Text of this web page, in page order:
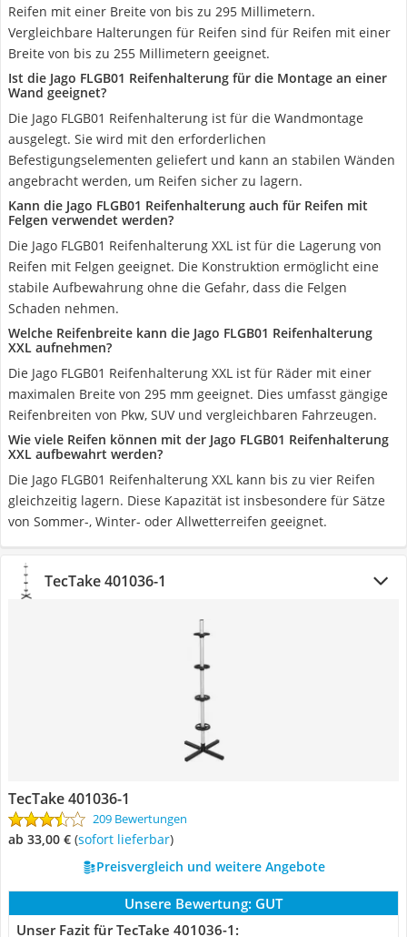
Reifen mit einer Breite von bis zu 295 Millimetern.
Vergleichbare Halterungen für Reifen sind für Reifen mit einer
Breite von bis zu 255 Millimetern geeignet.
Ist die Jago FLGB01 Reifenhalterung für die Montage an einer
Wand geeignet?
Die Jago FLGB01 Reifenhalterung ist für die Wandmontage
ausgelegt. Sie wird mit den erforderlichen
Befestigungselementen geliefert und kann an stabilen Wänden
angebracht werden, um Reifen sicher zu lagern.
Kann die Jago FLGB01 Reifenhalterung auch für Reifen mit
Felgen verwendet werden?
Die Jago FLGB01 Reifenhalterung XXL ist für die Lagerung von
Reifen mit Felgen geeignet. Die Konstruktion ermöglicht eine
stabile Aufbewahrung ohne die Gefahr, dass die Felgen
Schaden nehmen.
Welche Reifenbreite kann die Jago FLGB01 Reifenhalterung
XXL aufnehmen?
Die Jago FLGB01 Reifenhalterung XXL ist für Räder mit einer
maximalen Breite von 295 mm geeignet. Dies umfasst gängige
Reifenbreiten von Pkw, SUV und vergleichbaren Fahrzeugen.
Wie viele Reifen können mit der Jago FLGB01 Reifenhalterung
XXL aufbewahrt werden?
Die Jago FLGB01 Reifenhalterung XXL kann bis zu vier Reifen
gleichzeitig lagern. Diese Kapazität ist insbesondere für Sätze
von Sommer-, Winter- oder Allwetterreifen geeignet.
TecTake 401036-1
TecTake 401036-1
209 Bewertungen
ab 33,00 € ( Sofort lieferbar)
Preisvergleich und weitere Angebote
Unsere Bewertung: GUT
Unser Fazit für TecTake 401036-1: